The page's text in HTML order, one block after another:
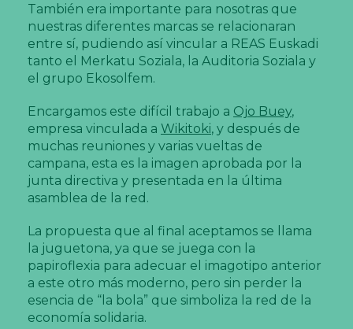
También era importante para nosotras que
nuestras diferentes marcas se relacionaran
entre sí, pudiendo así vincular a REAS Euskadi
tanto el Merkatu Soziala, la Auditoria Soziala y
el grupo Ekosolfem.
Encargamos este difícil trabajo a Ojo Buey,
empresa vinculada a Wikitoki, y después de
muchas reuniones y varias vueltas de
campana, esta es la imagen aprobada por la
junta directiva y presentada en la última
asamblea de la red.
La propuesta que al final aceptamos se llama
la juguetona, ya que se juega con la
papiroflexia para adecuar el imagotipo anterior
a este otro más moderno, pero sin perder la
esencia de “la bola” que simboliza la red de la
economía solidaria.